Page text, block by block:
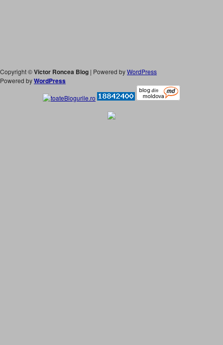
Copyright ©Victor Roncea Blog | Powered byWordPress
Powered byWordPress